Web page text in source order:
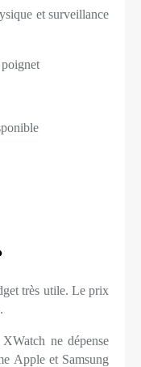
et surveillance
très utile. Le prix
ne dépense
Apple et Samsung